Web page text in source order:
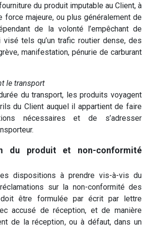
du produit imputable au Client, à
force majeure, ou plus généralement de
de la volonté l’empêchant de
tels qu’un trafic routier dense, des
manifestation, pénurie de carburant
le transport
du transport, les produits voyagent
du Client auquel il appartient de faire
nécessaires et de s’adresser
du produit et non-conformité
dispositions à prendre vis-à-vis du
sur la non-conformité des
être formulée par écrit par lettre
accusé de réception, et de manière
de la réception, ou à défaut, dans un